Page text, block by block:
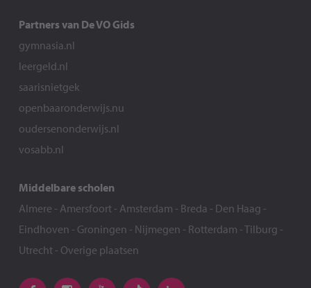
Partners van De VO Gids
gymnasia.nl
leergeld.nl
saarisnietgek
openbaaronderwijs.nu
oudersenonderwijs.nl
vosabb.nl
Middelbare scholen
Almere - Amersfoort- Amsterdam - Breda - Den Haag -
Eindhoven - Groningen - Nijmegen - Rotterdam -Tilburg -
Utrecht- Overige plaatsen